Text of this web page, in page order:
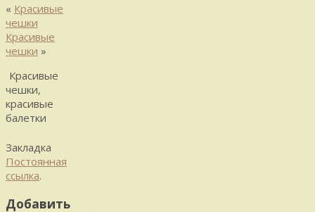
« Красивые
чешки
Красивые
чешки »
Красивые
чешки,
красивые
балетки
Закладка
Постоянная
ссылка.
Добавить